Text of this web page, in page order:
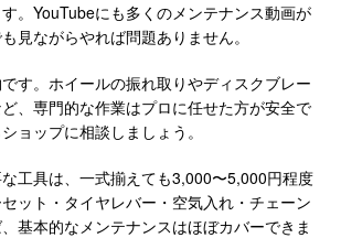
。YouTubeにも多くのメンテナンス動画が
見ながらやれば問題ありません。
す。ホイールの振れ取りやディスクブレー
、専門的な作業はプロに任せた方が安全で
ョップに相談しましょう。
工具は、一式揃えても3,000〜5,000円程度
ット・タイヤレバー・空気入れ・チェーン
基本的なメンテナンスはほぼカバーできま